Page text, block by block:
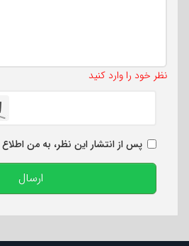
نظر خود را وارد کنید
پس از انتشار این نظر، به من
ارسال